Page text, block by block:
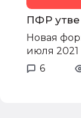
ПФР
Новая
июля 2021
6